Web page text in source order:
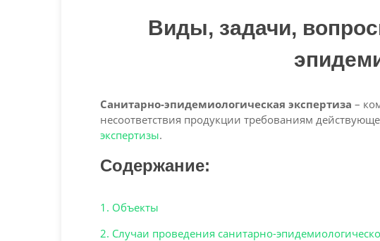
Виды, задачи,
Санитарно-эпидемиологическая экспертиза –
несоответствия продукции требованиям
экспертизы.
Содержание:
1. Объекты
2. Случаи проведения санитарно-